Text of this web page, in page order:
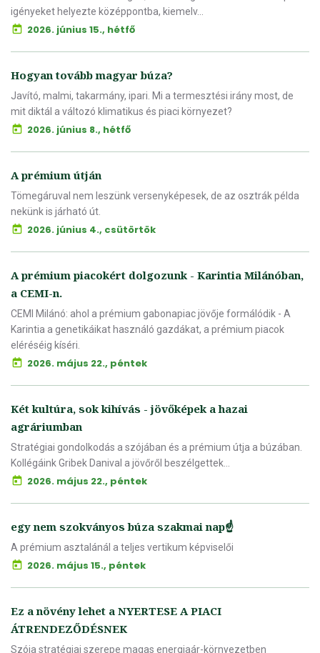
igényeket helyezte középpontba, kiemelv...
2026. június 15., hétfő
Hogyan tovább magyar búza?
Javító, malmi, takarmány, ipari. Mi a termesztési irány most, de
mit diktál a változó klimatikus és piaci környezet?
2026. június 8., hétfő
A prémium útján
Tömegáruval nem leszünk versenyképesek, de az osztrák példa
nekünk is járható út.
2026. június 4., csütörtök
A prémium piacokért dolgozunk - Karintia Milánóban,
a CEMI-n.
CEMI Milánó: ahol a prémium gabonapiac jövője formálódik - A
Karintia a genetikáikat használó gazdákat, a prémium piacok
eléréséig kíséri.
2026. május 22., péntek
Két kultúra, sok kihívás - jövőképek a hazai
agráriumban
Stratégiai gondolkodás a szójában és a prémium útja a búzában.
Kollégáink Gribek Danival a jövőről beszélgettek...
2026. május 22., péntek
egy nem szokványos búza szakmai nap☝️
A prémium asztalánál a teljes vertikum képviselői
2026. május 15., péntek
Ez a növény lehet a NYERTESE A PIACI
ÁTRENDEZŐDÉSNEK
Szója stratégiai szerepe magas energiaár-környezetben